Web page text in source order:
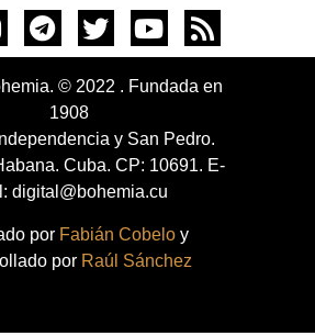
© 2022 . Fundada en
1908
y San Pedro.
Cuba. CP: 10691. E-
digital@bohemia.cu
por Fabián Cobelo y
por Raúl Sánchez